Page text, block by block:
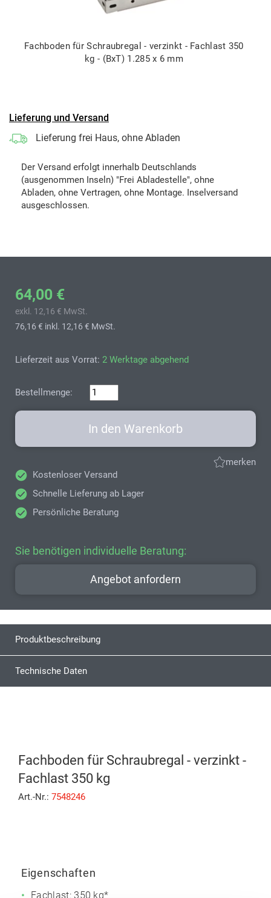
Fachboden für Schraubregal - verzinkt - Fachlast 350
kg - (BxT) 1.285 x 6 mm
Lieferung und Versand
Lieferung frei Haus, ohne Abladen
Der Versand erfolgt innerhalb Deutschlands
(ausgenommen Inseln) "Frei Abladestelle", ohne
Abladen, ohne Vertragen, ohne Montage. Inselversand
ausgeschlossen.
64,00 €
exkl. 12,16 € MwSt.
76,16 € inkl. 12,16 € MwSt.
Lieferzeit aus Vorrat: 2 Werktage abgehend
Bestellmenge:
In den Warenkorb
merken
Kostenloser Versand
Schnelle Lieferung ab Lager
Persönliche Beratung
Sie benötigen individuelle Beratung:
Angebot anfordern
Produktbeschreibung
Technische Daten
Fachboden für Schraubregal - verzinkt -
Fachlast 350 kg
Art.-Nr.: 7548246
Eigenschaften
Fachlast: 350 kg*